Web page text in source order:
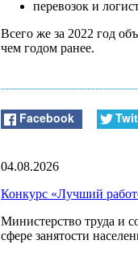
перевозок и
Всего же за 2022 год
чем годом ранее.
Facebook
04.08.2026
Конкурс «Лучший
Министерство труда и
сфере занятости